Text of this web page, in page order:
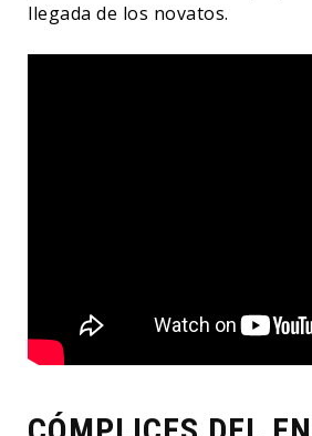
llegada de los novatos.